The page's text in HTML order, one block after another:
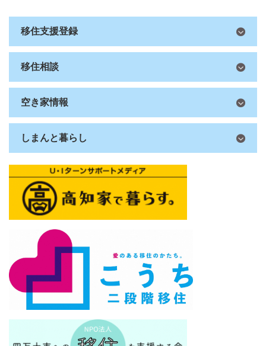
移住支援登録
移住相談
空き家情報
しまんと暮らし